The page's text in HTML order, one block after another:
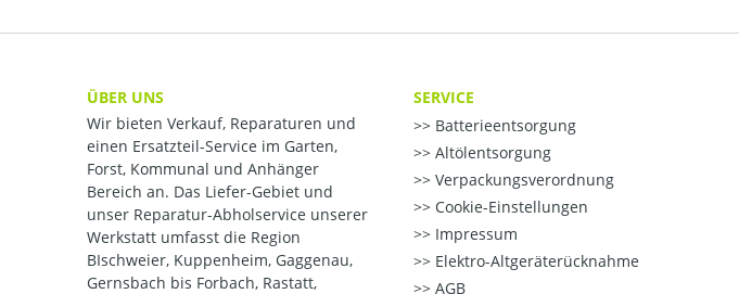
ÜBER UNS
Wir bieten Verkauf, Reparaturen und
einen Ersatzteil-Service im Garten,
Forst, Kommunal und Anhänger
Bereich an. Das Liefer-Gebiet und
unser Reparatur-Abholservice unserer
Werkstatt umfasst die Region
BIschweier, Kuppenheim, Gaggenau,
Gernsbach bis Forbach, Rastatt,
SERVICE
Batterieentsorgung
Altölentsorgung
Verpackungsverordnung
Cookie-Einstellungen
Impressum
Elektro-Altgeräterücknahme
AGB